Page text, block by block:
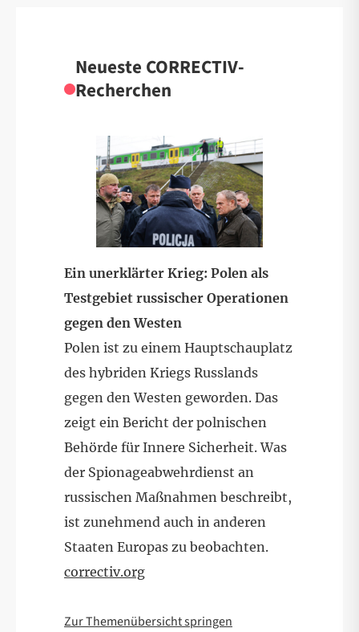
Neueste CORRECTIV-
Recherchen
Ein unerklärter Krieg: Polen als
Testgebiet russischer Operationen
gegen den Westen
Polen ist zu einem Hauptschauplatz
des hybriden Kriegs Russlands
gegen den Westen geworden. Das
zeigt ein Bericht der polnischen
Behörde für Innere Sicherheit. Was
der Spionageabwehrdienst an
russischen Maßnahmen beschreibt,
ist zunehmend auch in anderen
Staaten Europas zu beobachten.
correctiv.org
Zur Themenübersicht springen